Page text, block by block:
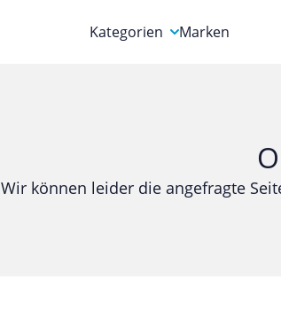
Kategorien
Computer & Elektronik
Marken
Wir können leider die angefragte